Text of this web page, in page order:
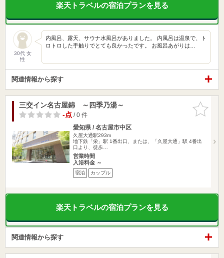
楽天トラベルの宿泊プランを見る
30代 女
性
内風呂、露天、サウナ水風呂がありました。 内風呂は温泉で、ト
ロトロした手触りでとても良かったです。 お風呂あがりは…
関連情報から探す
お気に入
りに追加
三交イン名古屋錦 ～四季乃湯～
-点/ 0 件
愛知県 / 名古屋市中区
久屋大通駅293m
地下鉄「栄」駅 1番出口、または、「久屋大通」駅 4番出
口より、徒歩…
営業時間
入浴料金 ～
宿泊 カップル
楽天トラベルの宿泊プランを見る
関連情報から探す